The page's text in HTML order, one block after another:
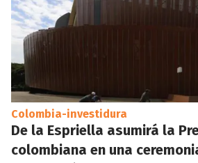
Colombia-investidura
De la Espriella asumirá la
colombiana en una